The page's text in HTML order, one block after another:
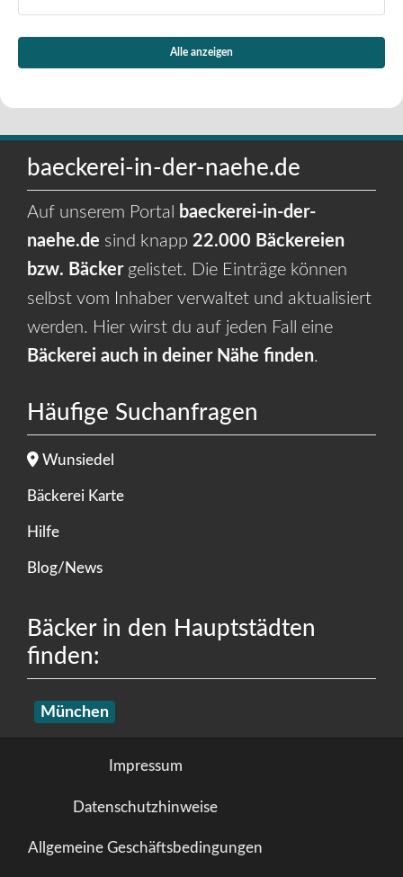
Alle anzeigen
baeckerei-in-der-naehe.de
Auf unserem Portal
baeckerei-in-der-
naehe.de sind knapp 22.000 Bäckereien
bzw. Bäckergelistet. Die Einträge können
selbst vom Inhaber verwaltet und aktualisiert
werden. Hier wirst du auf jeden Fall eine
Bäckerei auch in deiner Nähe finden.
Häufige Suchanfragen
Wunsiedel
Bäckerei Karte
Hilfe
Blog/News
Bäcker in den Hauptstädten
finden:
München
Impressum
Datenschutzhinweise
Allgemeine Geschäftsbedingungen